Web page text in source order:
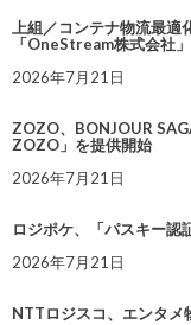
上組／コンテナ物流最適
「OneStream株式会社
2026年7月21日
ZOZO、BONJOUR
ZOZO」を提供開始
2026年7月21日
ロジポケ、「パスキー認
2026年7月21日
NTTロジスコ、エンタ